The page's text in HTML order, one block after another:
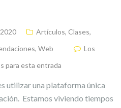
Artículos, Clases,
, Web
Los
para esta entrada
utilizar una plataforma única
Estamos viviendo tiempos